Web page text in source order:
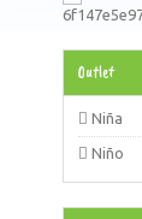
Outlet
Niña
Niño